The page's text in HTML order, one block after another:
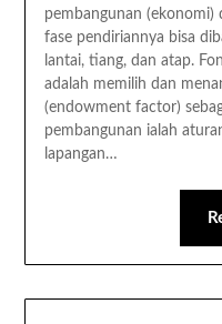
pembangunan (ekonomi)
fase pendiriannya bisa
lantai, tiang, dan atap.
adalah memilih dan
(endowment factor)
pembangunan ialah
lapangan…